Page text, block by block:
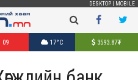
DESKTOP MOBILE
09 17°C 3593.87₮